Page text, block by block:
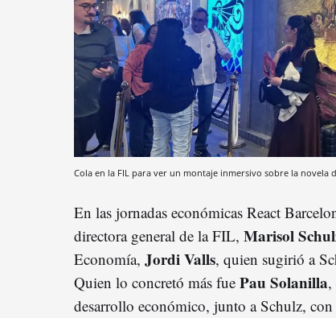
Cola en la FIL para ver un montaje inmersivo sobre la novela
En las jornadas económicas React
directora general de la FIL, Marisol
Economía, Jordi Valls, quien sugirió a
Quien lo concretó más fue Pau Solanilla,
desarrollo económico, junto a Schulz,